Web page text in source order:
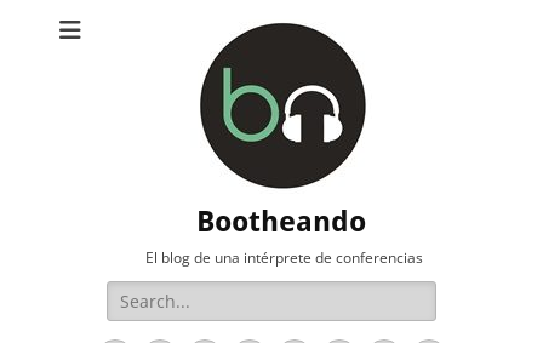
Bootheando
El blog de una intérprete de conferencias
Buscar: